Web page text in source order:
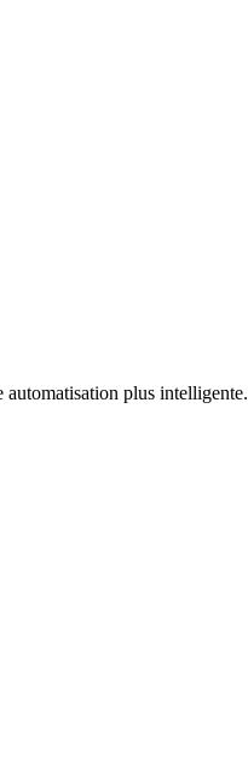
automatisation plus intelligente.